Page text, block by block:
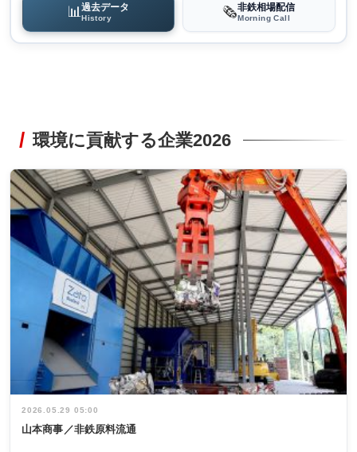
📊過去データ
History 🗞️非鉄相場配信
Morning Call
環境に貢献する企業2026
2026.05.29 05:00
山本商事／非鉄原料流通